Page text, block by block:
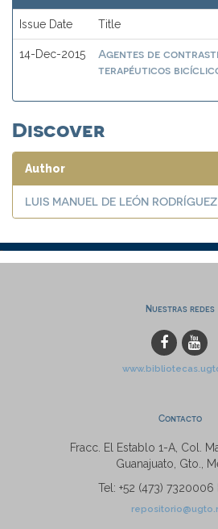
Issue Date Title
14-Dec-2015
Agentes de
terapéuticos
Discover
Author
LUIS MANUEL DE LEÓN RODRÍGUEZ
Nuestras redes
Contacto
Fracc. El Establo 1-A, Col.
Guanajuato, Gto.,
Tel: +52 (473) 7320006